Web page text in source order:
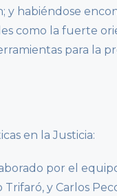
y habiéndose
como la fuerte
para la
en la Justicia:
por el
Trifaró, y Carlos